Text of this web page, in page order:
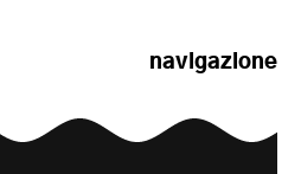
navigazione